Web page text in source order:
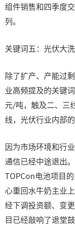
组件销售和四季度
列。
关键词五：光伏大
除了扩产、产能过
业高频提及的关键
元/吨，触及二、三
线，光伏行业内部
因为市场环境和行
通信已经中途退出
TOPCon电池项目
心重回水牛奶主业
经下调投资额、变
目已经敲响了退堂鼓